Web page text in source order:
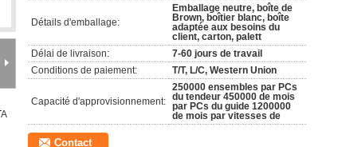
Détails d'emballage:
Emballage neutre, boîte de
Brown, boîtier blanc, boîte
adaptée aux besoins du
client, carton, palett
Délai de livraison:
7-60 jours de travail
Conditions de paiement:
T/T, L/C, Western Union
Capacité d'approvisionnement:
250000 ensembles par PCs
du tendeur 450000 de mois
par PCs du guide 1200000
de mois par vitesses de
Contact